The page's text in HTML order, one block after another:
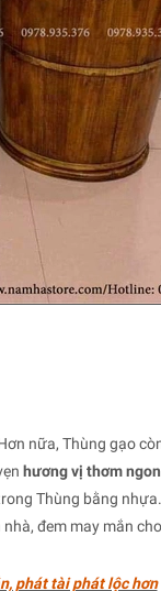
nữa, Thùng gạo
hương vị thơm ngon
Thùng bằng nhựa.
đem may mắn
phát tài phát lộc hơn